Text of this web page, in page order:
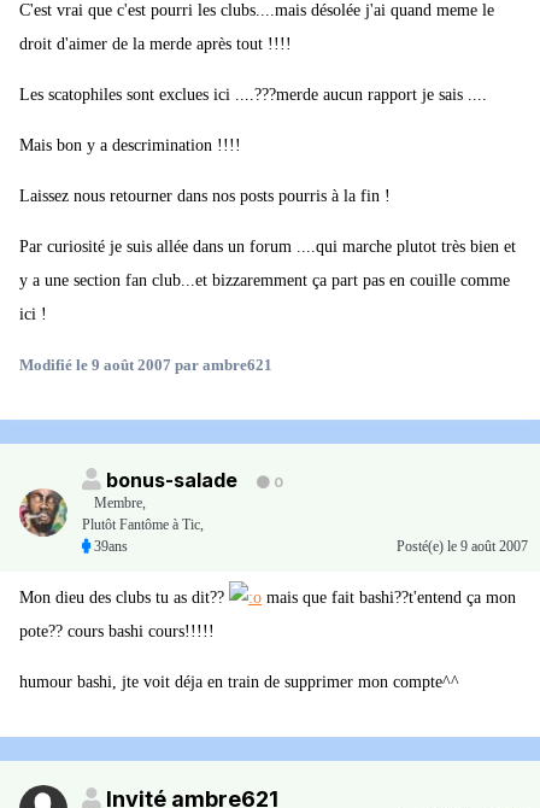
C'est vrai que c'est pourri les clubs....mais désolée j'ai quand meme le
droit d'aimer de la merde après tout !!!!
Les scatophiles sont exclues ici ....???merde aucun rapport je sais ....
Mais bon y a descrimination !!!!
Laissez nous retourner dans nos posts pourris à la fin !
Par curiosité je suis allée dans un forum ....qui marche plutot très bien et
y a une section fan club...et bizzaremment ça part pas en couille comme
ici !
Modifié le 9 août 2007 par ambre621
bonus-salade
0
Membre
Plutôt Fantôme à Tic,
39ans
Posté(e) le 9 août 2007
Mon dieu des clubs tu as dit??
mais que fait bashi??t'entend ça mon
pote?? cours bashi cours!!!!!
humour bashi, jte voit déja en train de supprimer mon compte^^
Invité ambre621